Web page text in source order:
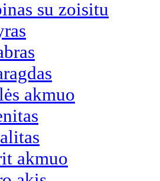
su zoisitu
akmuo
akmuo